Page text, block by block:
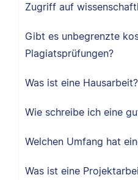
Zugriff auf
Gibt es unbegrenzte
Plagiatsprüfungen?
Was ist eine Hausarbeit?
Wie schreibe ich eine
Welchen Umfang hat
Was ist eine